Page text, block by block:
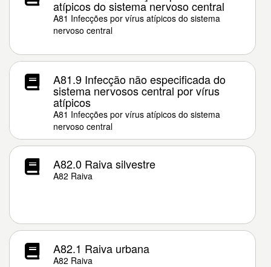
atípicos do sistema nervoso central
A81 Infecções por vírus atípicos do sistema
nervoso central
A81.9 Infecção não especificada do
sistema nervosos central por vírus
atípicos
A81 Infecções por vírus atípicos do sistema
nervoso central
A82.0 Raiva silvestre
A82 Raiva
A82.1 Raiva urbana
A82 Raiva